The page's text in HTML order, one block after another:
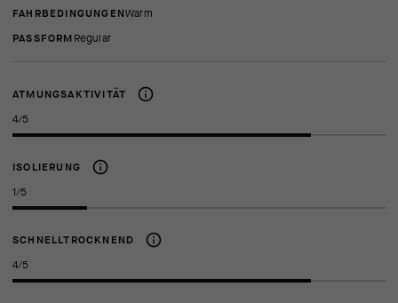
FAHRBEDINGUNGEN
Warm
PASSFORM regular
ATMUNGSAKTIVITÄT
4/5
ISOLIERUNG
1/5
SCHNELLTROCKNEND
4/5